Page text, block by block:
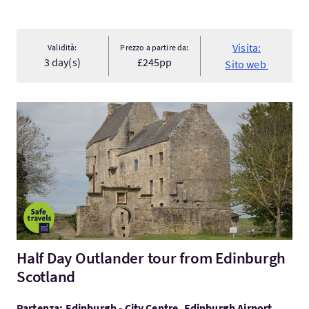
Validità:
3 day(s)
Prezzo a partire da:
£245pp
Visita:
Sito web
Visita:Half Day Outlander tour from Edinburgh Scotland
Half Day Outlander tour from Edinburgh
Scotland